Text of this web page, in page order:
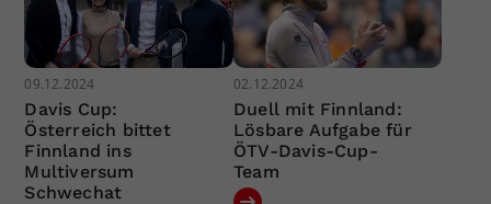
09.12.2024
Davis Cup:
Österreich bittet
Finnland ins
Multiversum
Schwechat
02.12.2024
Duell mit Finnland:
Lösbare Aufgabe für
ÖTV-Davis-Cup-
Team